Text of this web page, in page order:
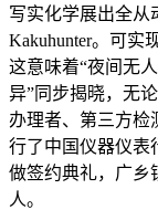
写实化学展出全从
Kakuhunter。可
这意味着“夜间无
异”同步揭晓，无
办理者、第三方检
行了中国仪器仪表
做签约典礼，广乡
人。